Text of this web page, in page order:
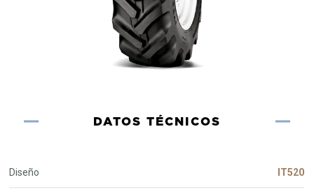
DATOS TÉCNICOS
Diseño IT520